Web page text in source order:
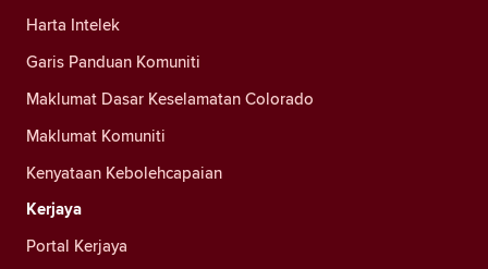
Harta Intelek
Garis Panduan Komuniti
Maklumat Dasar Keselamatan Colorado
Maklumat Komuniti
Kenyataan Kebolehcapaian
Kerjaya
Portal Kerjaya